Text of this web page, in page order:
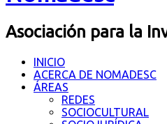
Asociación para la
INICIO
ACERCA DE NOMADESC
ÁREAS
REDES
SOCIOCULTURAL